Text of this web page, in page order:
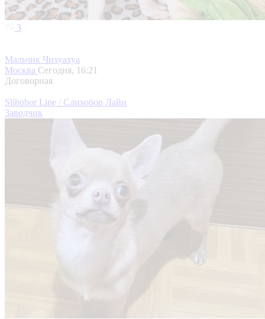
3
Мальчик Чихуахуа
Москва Сегодня, 16:21
Договорная
Slihobor Line / Слихобор Лайн
Заводчик